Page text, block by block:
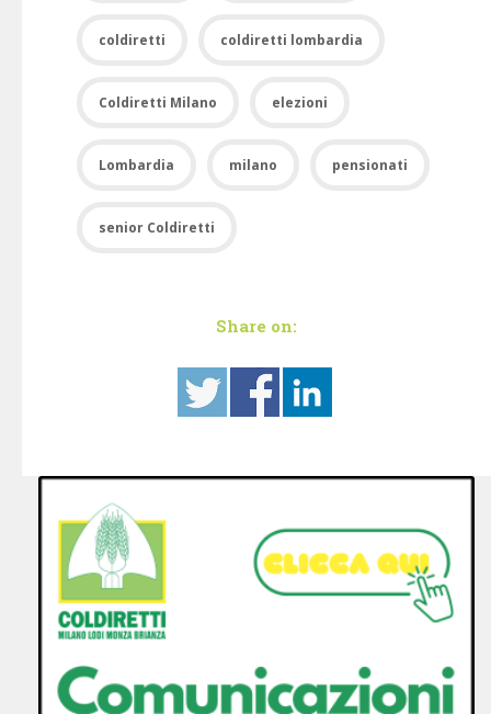
coldiretti coldiretti lombardia
Coldiretti Milano elezioni
Lombardia milano pensionati
senior Coldiretti
Share on: